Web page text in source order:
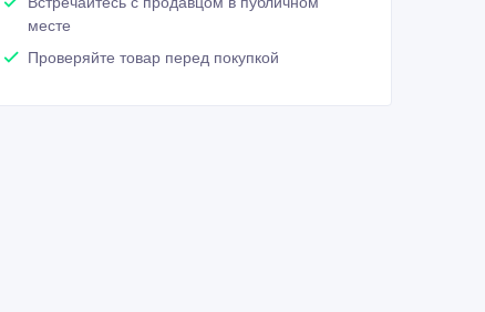
месте
Проверяйте товар перед покупкой